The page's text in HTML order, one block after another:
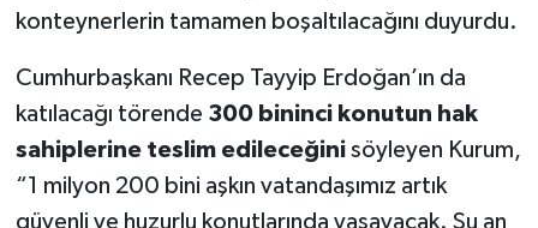
konteynerlerin tamamen boşaltılacağını duyurdu.
Cumhurbaşkanı Recep Tayyip Erdoğan’ın da
katılacağı törende 300 bininci konutun hak
sahiplerine teslim edileceğinisöyleyen Kurum,
“1 milyon 200 bini aşkın vatandaşımız artık
güvenli ve huzurlu konutlarında yaşayacak. Şu an
ÜÇÜNCÜ SAYFA
Yemek
SİVİL TOPLUM